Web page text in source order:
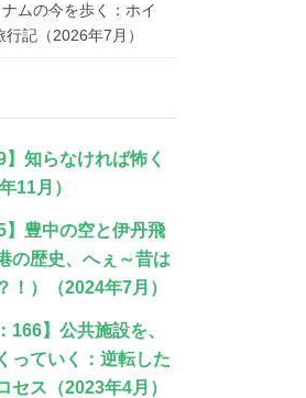
ムの今を歩く：ホイ
記（2026年7月）
】知らなければ怖く
11月）
】豊中の空と伊丹飛
の歴史、へぇ～昔は
！）（2024年7月）
166】公共施設を、
っていく：逆転した
セス（2023年4月）